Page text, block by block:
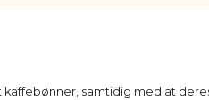
kaffebønner, samtidig med at